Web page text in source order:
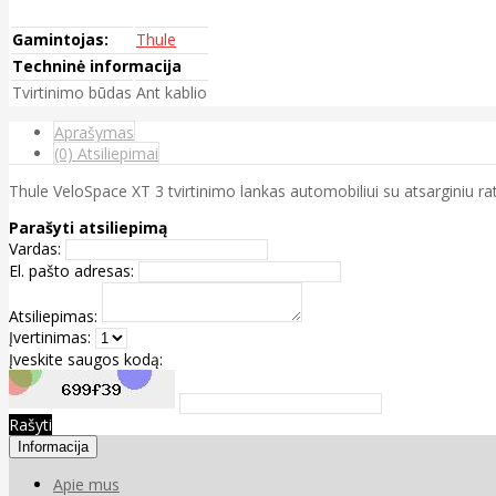
Gamintojas:
Thule
Techninė informacija
Tvirtinimo būdas Ant kablio
Aprašymas
(0) Atsiliepimai
Thule VeloSpace XT 3 tvirtinimo lankas automobiliui su atsarginiu
Parašyti atsiliepimą
Vardas:
El. pašto adresas:
Atsiliepimas:
Įvertinimas:
Įveskite saugos kodą:
Rašyti
Informacija
Apie mus